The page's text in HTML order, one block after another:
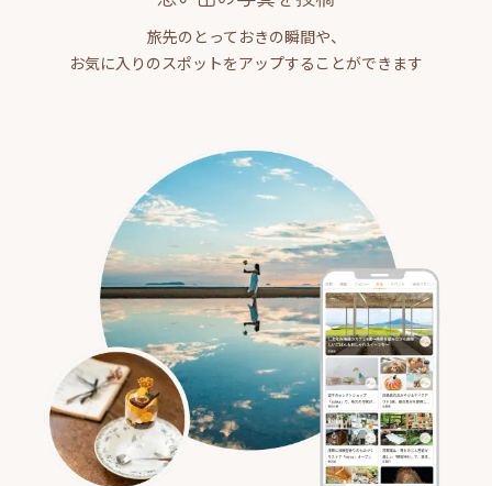
旅先のとっておきの瞬間や、
お気に入りのスポットをアップすることができます